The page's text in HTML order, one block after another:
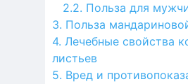
Польза для
Польза
Лечебные свойства
листьев
Вред и